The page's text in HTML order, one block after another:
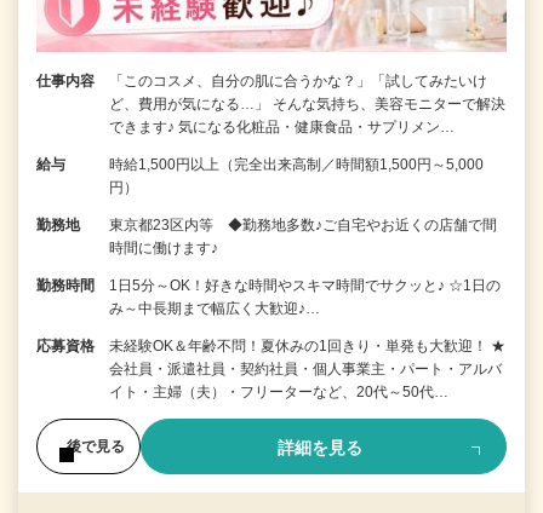
仕事内容
「このコスメ、自分の肌に合うかな？」「試してみたいけ
ど、費用が気になる…」 そんな気持ち、美容モニターで解決
できます♪ 気になる化粧品・健康食品・サプリメン…
給与
時給1,500円以上（完全出来高制／時間額1,500円～5,000
円）
勤務地
東京都23区内等 ◆勤務地多数♪ご自宅やお近くの店舗で間
時間に働けます♪
勤務時間
1日5分～OK！好きな時間やスキマ時間でサクッと♪ ☆1日の
み～中長期まで幅広く大歓迎♪…
応募資格
未経験OK＆年齢不問！夏休みの1回きり・単発も大歓迎！ ★
会社員・派遣社員・契約社員・個人事業主・パート・アルバ
イト・主婦（夫）・フリーターなど、20代～50代…
後で見る 詳細を見る